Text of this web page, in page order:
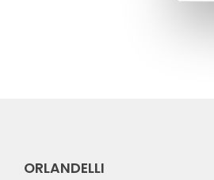
ORLANDELLI